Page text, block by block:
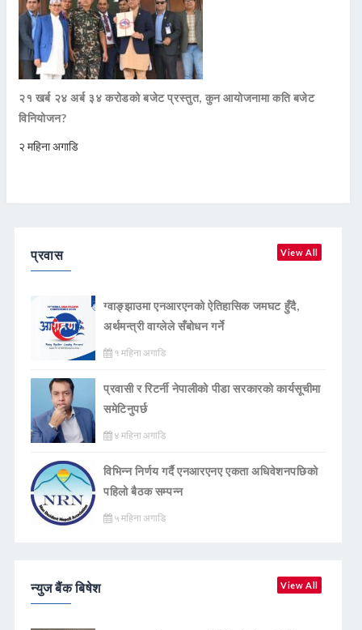
२१ खर्ब २४ अर्ब ३४ करोडको बजेट प्रस्तुत, कुन आयोजनामा कति बजेट
विनियोजन?
२ महिना अगाडि
प्रवास View All
ग्वाङ्झाउमा एनआरएनको ऐतिहासिक जमघट हुँदै,
अर्थमन्त्री वाग्लेले सँबोधन गर्ने
१ महिना अगाडि
प्रवासी र रिटर्नी नेपालीको पीडा सरकारको कार्यसूचीमा
समेटिनुपर्छ
४ महिना अगाडि
विभिन्न निर्णय गर्दै एनआरएनए एकता अधिवेशनपछिको
पहिलो बैठक सम्पन्न
५ महिना अगाडि
न्युज बैंक बिषेश View All